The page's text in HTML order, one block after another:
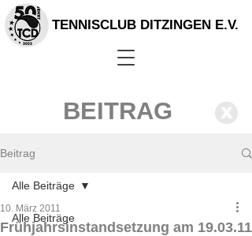
TENNISCLUB DITZINGEN E.V.
BEITRAG X
Beitrag
Alle Beiträge
Alle Beiträge
Frühjahrsinstandsetzung am 19.03.11
10. März 2011